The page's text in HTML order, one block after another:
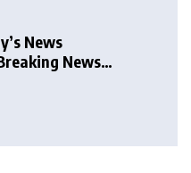
News
News
and Cricket